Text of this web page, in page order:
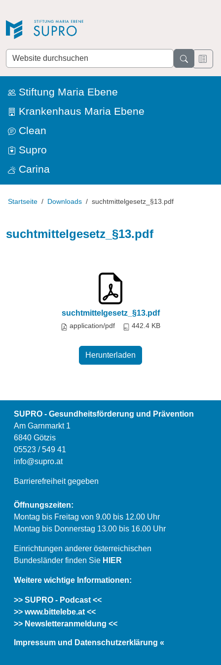
Website
durchsuchen
Stiftung Maria Ebene
Krankenhaus Maria Ebene
Clean
Supro
Carina
Startseite Downloads suchtmittelgesetz_§13.pdf
suchtmittelgesetz_§13.pdf
suchtmittelgesetz_§13.pdf
application/pdf 442.4 KB
Herunterladen
SUPRO - Gesundheitsförderung und Prävention
Am Garnmarkt 1
6840 Götzis
05523 / 549 41
info@supro.at
Barrierefreiheit gegeben
Öffnungszeiten:
Montag bis Freitag von 9.00 bis 12.00 Uhr
Montag bis Donnerstag 13.00 bis 16.00 Uhr
Einrichtungen anderer österreichischen
Bundesländer finden Sie HIER
Weitere wichtige Informationen:
>> SUPRO - Podcast <<
>> www.bittelebe.at <<
>> Newsletteranmeldung <<
Impressum und Datenschutzerklärung «